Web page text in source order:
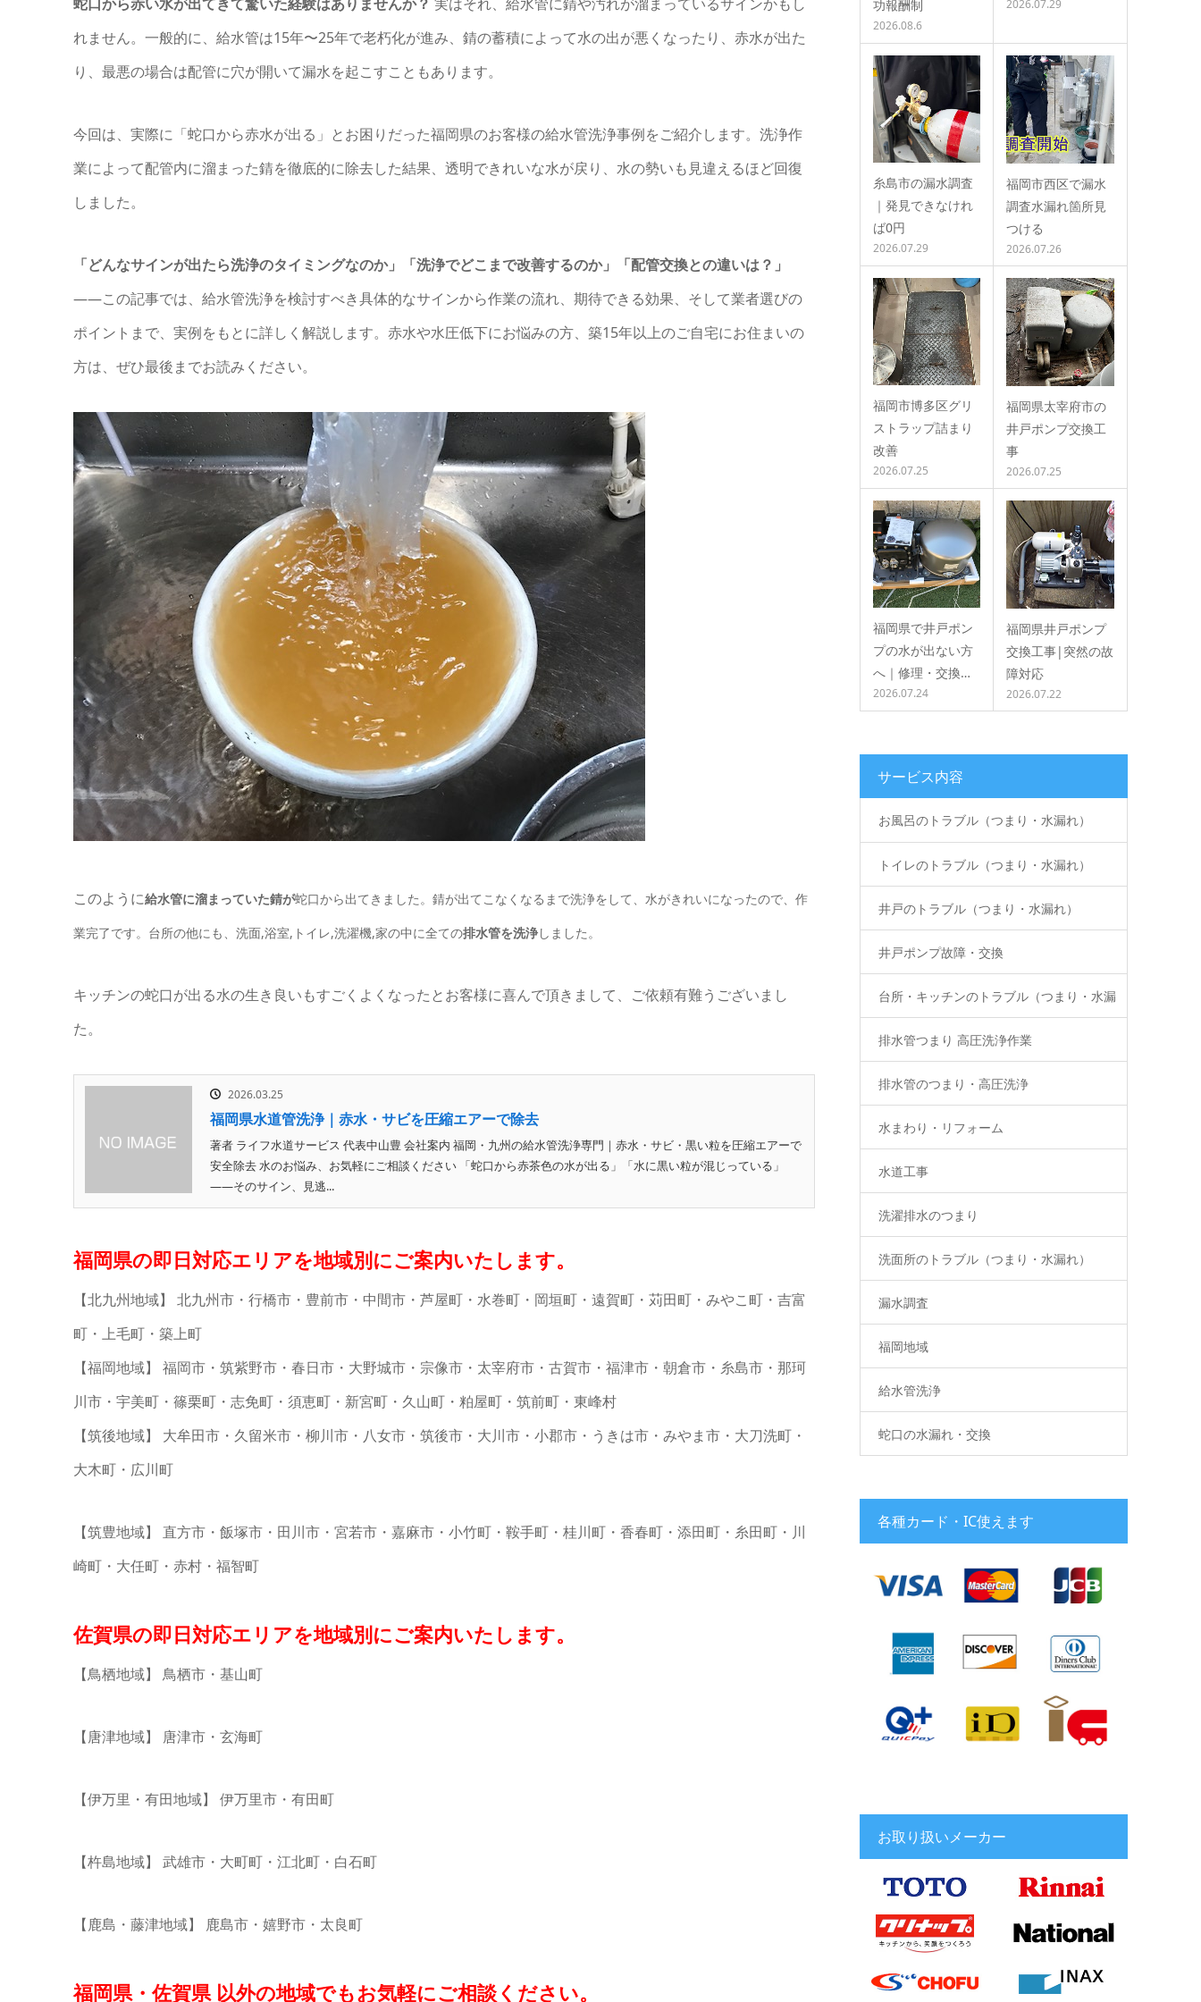
れません。一般的に、給水管は15年〜25年で老朽化が進み、錆の蓄積によって水の出が悪くなったり、赤水が出た
り、最悪の場合は配管に穴が開いて漏水を起こすこともあります。
今回は、実際に「蛇口から赤水が出る」とお困りだった福岡県のお客様の給水管洗浄事例をご紹介します。洗浄作
業によって配管内に溜まった錆を徹底的に除去した結果、透明できれいな水が戻り、水の勢いも見違えるほど回復
しました。
「どんなサインが出たら洗浄のタイミングなのか」「洗浄でどこまで改善するのか」「配管交換との違いは？」
——この記事では、給水管洗浄を検討すべき具体的なサインから作業の流れ、期待できる効果、そして業者選びの
ポイントまで、実例をもとに詳しく解説します。赤水や水圧低下にお悩みの方、築15年以上のご自宅にお住まいの
方は、ぜひ最後までお読みください。
このように給水管に溜まっていた錆が蛇口から出てきました。錆が出てこなくなるまで洗浄をして、水がきれいになったので、作
業完了です。台所の他にも、洗面,浴室,トイレ,洗濯機,家の中に全ての排水管を洗浄しました。
キッチンの蛇口が出る水の生き良いもすごくよくなったとお客様に喜んで頂きまして、ご依頼有難うございまし
た。
2026.03.25
福岡県水道管洗浄｜赤水・サビを圧縮エアーで除去
著者 ライフ水道サービス 代表中山豊 会社案内 福岡・九州の給水管洗浄専門｜赤水・サビ・黒い粒を圧縮エアーで
安全除去 水のお悩み、お気軽にご相談ください 「蛇口から赤茶色の水が出る」「水に黒い粒が混じっている」
——そのサイン、見逃...
福岡県の即日対応エリアを地域別にご案内いたします。
【北九州地域】 北九州市・行橋市・豊前市・中間市・芦屋町・水巻町・岡垣町・遠賀町・苅田町・みやこ町・吉富
町・上毛町・築上町
【福岡地域】 福岡市・筑紫野市・春日市・大野城市・宗像市・太宰府市・古賀市・福津市・朝倉市・糸島市・那珂
川市・宇美町・篠栗町・志免町・須恵町・新宮町・久山町・粕屋町・筑前町・東峰村
【筑後地域】 大牟田市・久留米市・柳川市・八女市・筑後市・大川市・小郡市・うきは市・みやま市・大刀洗町・
大木町・広川町
【筑豊地域】 直方市・飯塚市・田川市・宮若市・嘉麻市・小竹町・鞍手町・桂川町・香春町・添田町・糸田町・川
崎町・大任町・赤村・福智町
佐賀県の即日対応エリアを地域別にご案内いたします。
【鳥栖地域】 鳥栖市・基山町
【唐津地域】 唐津市・玄海町
【伊万里・有田地域】 伊万里市・有田町
【杵島地域】 武雄市・大町町・江北町・白石町
【鹿島・藤津地域】 鹿島市・嬉野市・太良町
福岡県・佐賀県 以外の地域でもお気軽にご相談ください。
功報酬制
2026.08.6
2026.07.29
糸島市の漏水調査
｜発見できなけれ
ば0円
2026.07.29
福岡市西区で漏水
調査水漏れ箇所見
つける
2026.07.26
福岡市博多区グリ
ストラップ詰まり
改善
2026.07.25
福岡県太宰府市の
井戸ポンプ交換工
事
2026.07.25
福岡県で井戸ポン
プの水が出ない方
へ｜修理・交換…
2026.07.24
福岡県井戸ポンプ
交換工事|突然の故
障対応
2026.07.22
サービス内容
お風呂のトラブル（つまり・水漏れ）
トイレのトラブル（つまり・水漏れ）
井戸のトラブル（つまり・水漏れ）
井戸ポンプ故障・交換
台所・キッチンのトラブル（つまり・水漏
れ）
排水管つまり 高圧洗浄作業
排水管のつまり・高圧洗浄
水まわり・リフォーム
水道工事
洗濯排水のつまり
洗面所のトラブル（つまり・水漏れ）
漏水調査
福岡地域
給水管洗浄
蛇口の水漏れ・交換
各種カード・IC使えます
お取り扱いメーカー